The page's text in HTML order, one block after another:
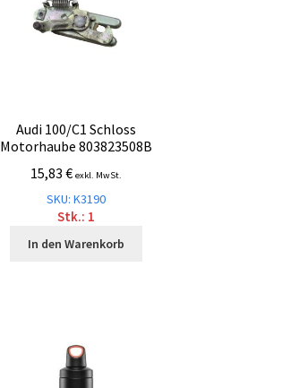
Audi 100/C1 Schloss
Motorhaube 803823508B
15,83€ exkl. MwSt.
SKU: K3190
Stk.: 1
In den Warenkorb